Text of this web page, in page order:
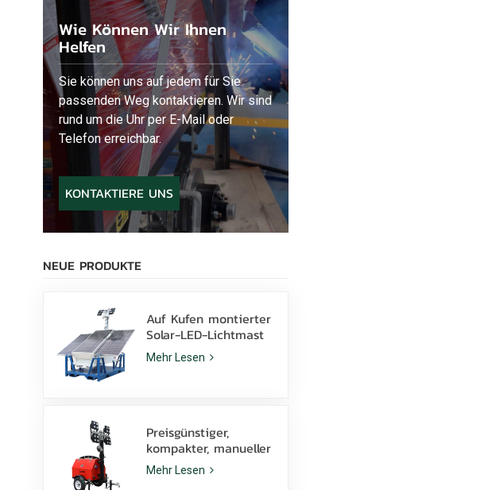
Wie Können Wir Ihnen
Helfen
Sie können uns auf jedem für Sie
passenden Weg kontaktieren. Wir sind
rund um die Uhr per E-Mail oder
Telefon erreichbar.
KONTAKTIERE UNS
NEUE PRODUKTE
Auf Kufen montierter
Solar-LED-Lichtmast
mit 400-W-LED-
Lampen und Lithium-
Mehr Lesen
Preisgünstiger,
kompakter, manueller
Diesel-Lichtmast mit
4 x 1000-W-
Mehr Lesen